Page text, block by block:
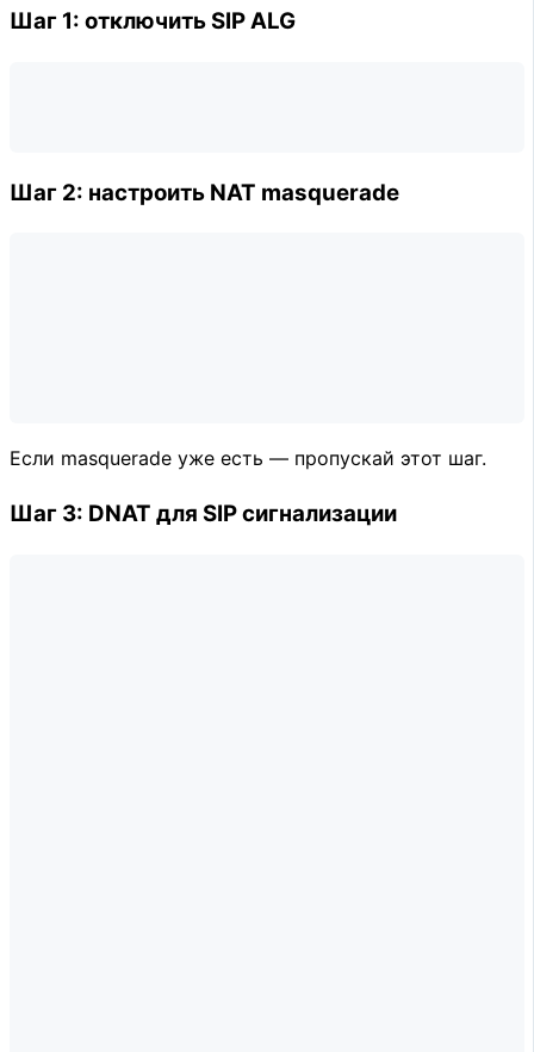
Шаг 1: отключить SIP ALG
Шаг 2: настроить NAT masquerade
Если masquerade уже есть — пропускай этот шаг.
Шаг 3: DNAT для SIP сигнализации